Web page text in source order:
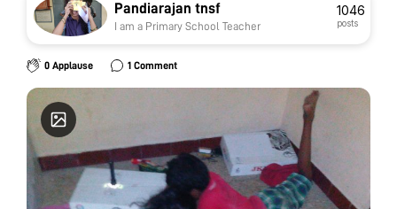
Pandiarajan tnsf
I am a Primary School Teacher
1046
posts
0 Applause 1 Comment